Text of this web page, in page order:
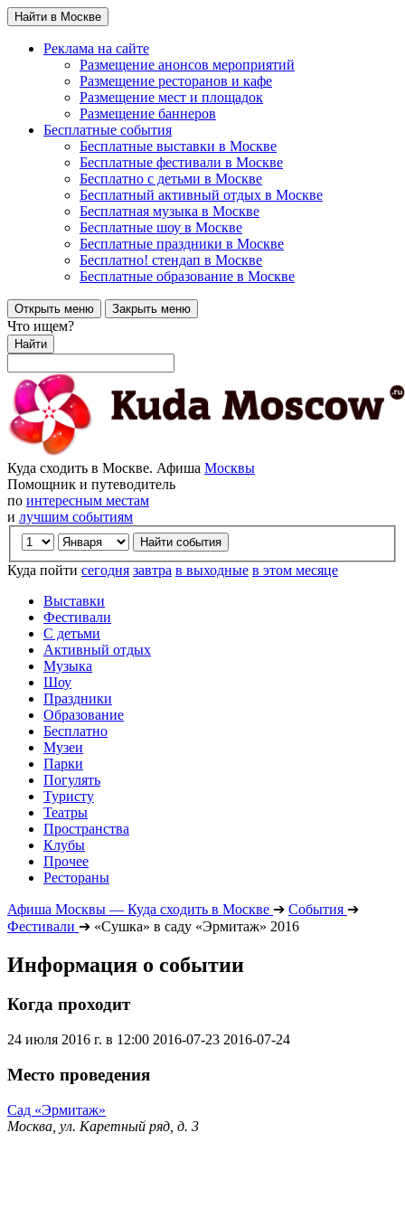
Найти в Москве
Реклама на сайте
Размещение анонсов мероприятий
Размещение ресторанов и кафе
Размещение мест и площадок
Размещение баннеров
Бесплатные события
Бесплатные выставки в Москве
Бесплатные фестивали в Москве
Бесплатно с детьми в Москве
Бесплатный активный отдых в Москве
Бесплатная музыка в Москве
Бесплатные шоу в Москве
Бесплатные праздники в Москве
Бесплатно! стендап в Москве
Бесплатные образование в Москве
Открыть меню Закрыть меню
Что ищем?
Найти
Куда сходить в Москве. Афиша Москвы
Помощник и путеводитель
по интересным местам
и лучшим событиям
Куда пойти сегодня завтра в выходные в этом месяце
Выставки
Фестивали
С детьми
Активный отдых
Музыка
Шоу
Праздники
Образование
Бесплатно
Музеи
Парки
Погулять
Туристу
Театры
Пространства
Клубы
Прочее
Рестораны
Афиша Москвы — Куда сходить в Москве ➔ События ➔
Фестивали ➔ «Сушка» в саду «Эрмитаж» 2016
Информация о событии
Когда проходит
24 июля 2016 г. в 12:00 2016-07-23 2016-07-24
Место проведения
Сад «Эрмитаж»
Москва, ул. Каретный ряд, д. 3